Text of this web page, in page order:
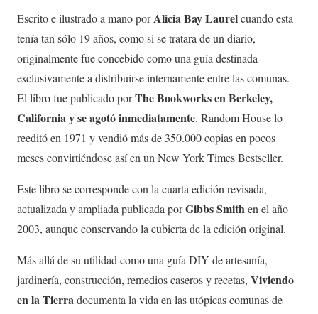
Escrito e ilustrado a mano porAlicia Bay Laurelcuando esta
tenía tan sólo 19 años, como si se tratara de un diario,
originalmente fue concebido como una guía destinada
exclusivamente a distribuirse internamente entre las comunas.
El libro fue publicado porThe Bookworks en Berkeley,
California y se agotó inmediatamente. Random House lo
reeditó en 1971 y vendió más de 350.000 copias en pocos
meses convirtiéndose así en un New York Times Bestseller.
Este libro se corresponde con la cuarta edición revisada,
actualizada y ampliada publicada porGibbs Smithen el año
2003, aunque conservando la cubierta de la edición original.
Más allá de su utilidad como una guía DIY de artesanía,
jardinería, construcción, remedios caseros y recetas, Viviendo
en la Tierradocumenta la vida en las utópicas comunas de